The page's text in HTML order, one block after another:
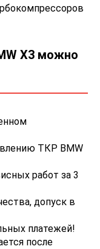
X3 можно
ТКР BMW
работ за 3
допуск в
платежей!
после